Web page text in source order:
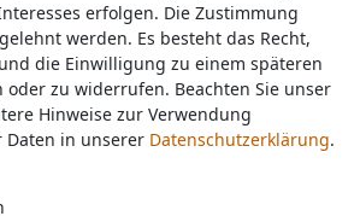
Sie einen Rückruf?
Sie uns:
erfolgen. Die Zustimmung
werden. Es besteht das Recht,
die Einwilligung zu einem späteren
zu widerrufen. Beachten Sie unser
Hinweise zur Verwendung
Daten in unserer Daten­schutz­erklärung.
erfolgen. Die Zustimmung
werden. Es besteht das Recht,
die Einwilligung zu einem späteren
zu widerrufen. Beachten Sie unser
Hinweise zur Verwendung
Daten in unserer Daten­schutz­erklärung.